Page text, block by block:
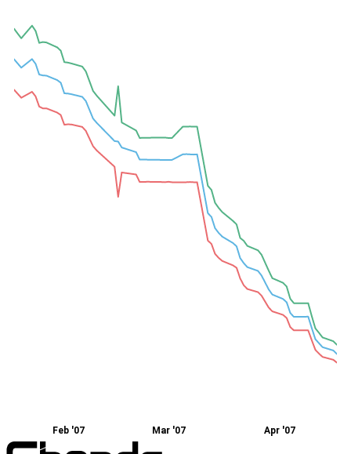
Feb '07 Mar '07 Apr '07